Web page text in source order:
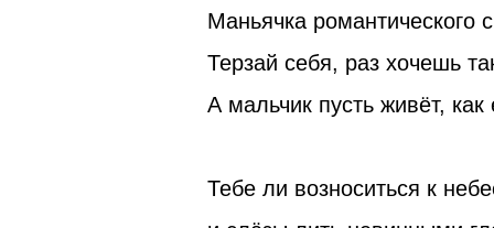
Маньячка романтического
Терзай себя, раз хочешь
А мальчик пусть живёт,
Тебе ли возноситься к